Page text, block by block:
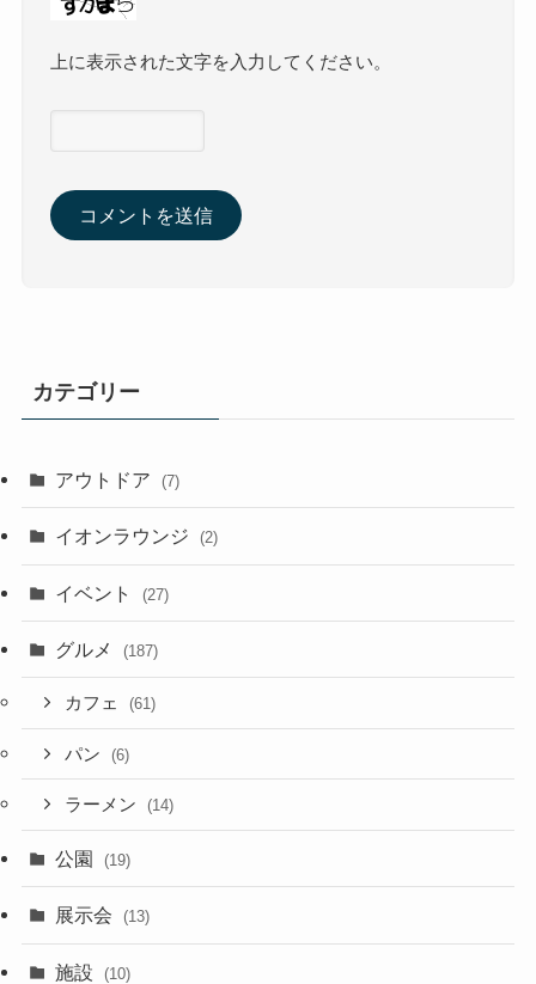
上に表示された文字を入力してください。
カテゴリー
アウトドア (7)
イオンラウンジ (2)
イベント (27)
グルメ (187)
カフェ (61)
パン (6)
ラーメン (14)
公園 (19)
展示会 (13)
施設 (10)